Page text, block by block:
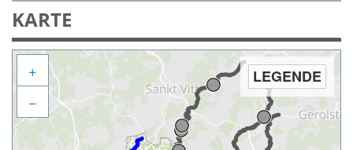
KARTE
LEGENDE
+
−